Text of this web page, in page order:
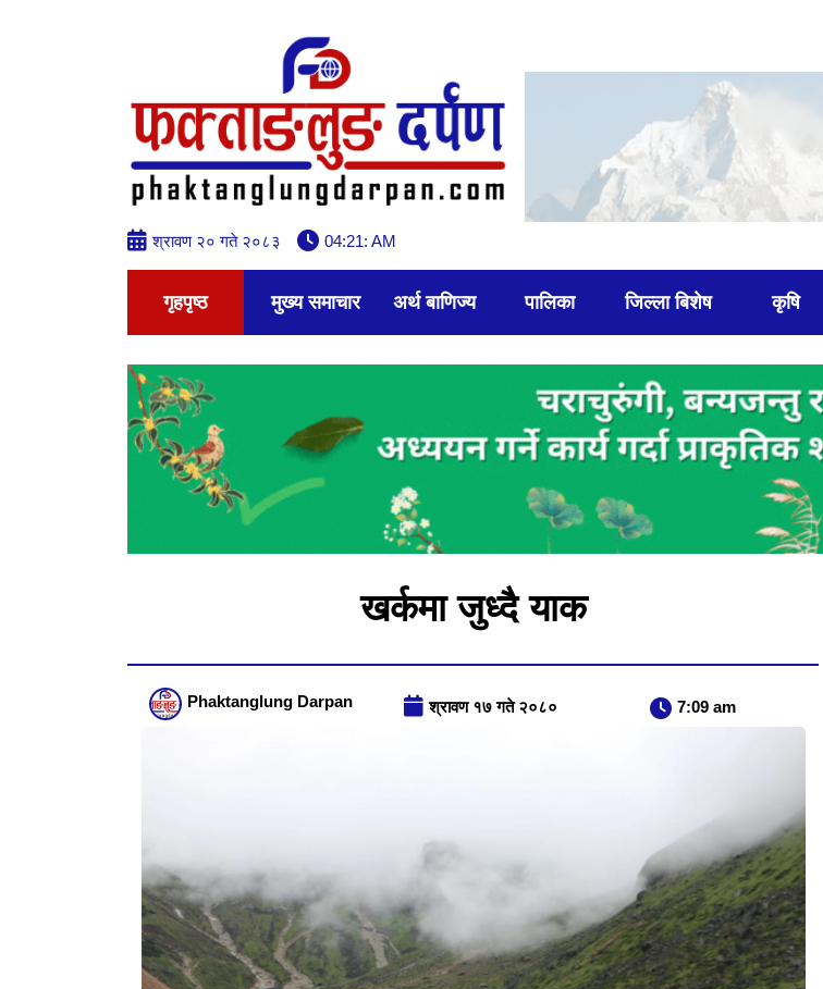
श्रावण २० गते २०८३ 04:21: AM
गृहपृष्ठ मुख्य समाचार अर्थ बाणिज्य पालिका जिल्ला बिशेष कृषि
खर्कमा जुध्दै याक
Phaktanglung Darpan श्रावण १७ गते २०८० 7:09 am